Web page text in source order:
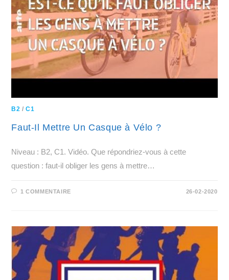
B2 /C1
Faut-Il Mettre Un Casque à Vélo ?
Niveau : B2, C1. Vidéo. Que répondriez-vous à cette
question : faut-il obliger les gens à mettre…
1 COMMENTAIRE 26-02-2020